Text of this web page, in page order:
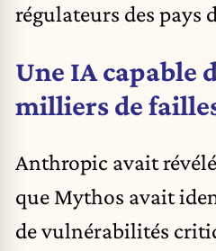
régulateurs des pays
Une IA capable
milliers de
Anthropic avait
que Mythos avait
de vulnérabilités